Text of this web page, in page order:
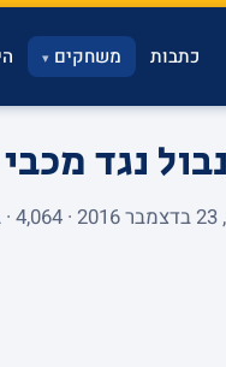
כתבות משחקים▾
נגד